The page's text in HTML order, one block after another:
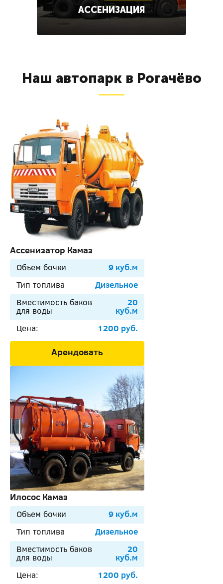
АССЕНИЗАЦИЯ
Наш автопарк в Рогачёво
Ассенизатор Камаз
Объем бочки
9 куб.м
Тип топлива
Дизельное
Вместимость баков
для воды
20
куб.м
Цена:
1200 руб.
Арендовать
Илосос Камаз
Объем бочки
9 куб.м
Тип топлива
Дизельное
Вместимость баков
для воды
20
куб.м
Цена:
1200 руб.